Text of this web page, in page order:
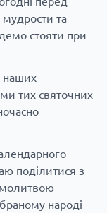
та
стояти при
наших
тих святочних
поділитися з
народі